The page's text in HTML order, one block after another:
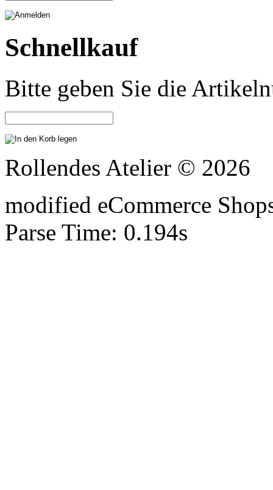
Schnellkauf
Bitte geben Sie die
Rollendes Atelier © 2026
modified eCommerce
Parse Time: 0.194s